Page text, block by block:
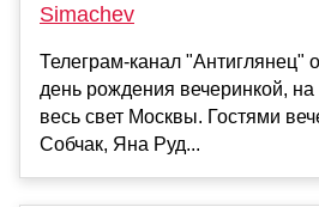
Simachev
Телеграм-канал "Антиглянец"
день рождения вечеринкой,
весь свет Москвы. Гостями
Собчак, Яна Руд...